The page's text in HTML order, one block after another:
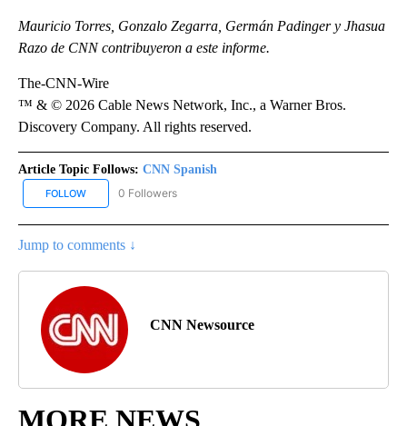
Mauricio Torres, Gonzalo Zegarra, Germán Padinger y Jhasua
Razo de CNN contribuyeron a este informe.
The-CNN-Wire
™ & © 2026 Cable News Network, Inc., a Warner Bros.
Discovery Company. All rights reserved.
Article Topic Follows: CNN Spanish
FOLLOW FOLLOW "CNN SPANISH" TO RECEIVE NOTIFICATIONS ABOUT
0 Followers
Jump to comments ↓
CNN Newsource
MORE NEWS